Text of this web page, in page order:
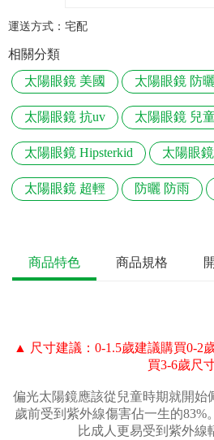
運送方式： 宅配
相關分類
太陽眼鏡 美國
太陽眼鏡 防曬
太陽眼鏡 抗uv 太陽眼鏡 兒
太陽眼鏡 Hipsterkid 太陽眼
太陽眼鏡 超輕 防曬 防雨
商品特色 商品規格
▲ 尺寸建議：0-1.5歲建議購買0-2
買3-6歲尺
偏光太陽鏡應該從兒童時期就開始
歲前受到紫外線傷害佔一生的83%
比成人更易受到紫外線